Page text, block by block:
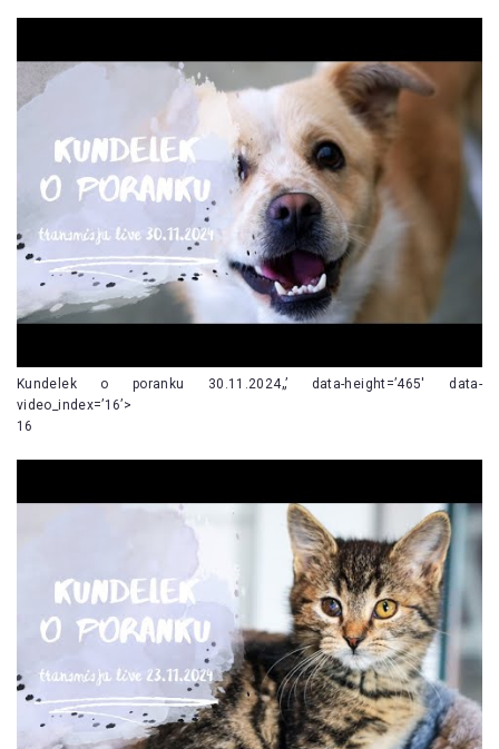
Kundelek o poranku 30.11.2024„’ data-height=’465′ data-
video_index=’16’>
16